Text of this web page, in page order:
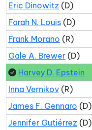
Eric Dinowitz (D)
Farah N. Louis (D)
Frank Morano (R)
Gale A. Brewer (D)
Harvey D. Epstein
Inna Vernikov (R)
James F. Gennaro (D)
Jennifer Gutiérrez (D)